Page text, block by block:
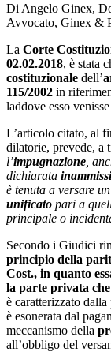
Di Angelo Ginex,
Avvocato, Ginex &
La Corte
02.02.2018, è stata
costituzionale dell’
115/2002 in
laddove esso
L’articolo citato, al
dilatorie, prevede, a
l’impugnazione ,
dichiarata
è tenuta a versare un
unificato pari a
principale o
Secondo i Giudici
principio della
Cost., in quanto
la parte privata
è caratterizzato
è esonerata dal
meccanismo della
all’obbligo del